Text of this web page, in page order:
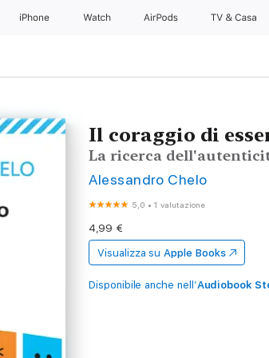
iPhone Watch AirPods TV & Casa
Il coraggio di
La ricerca
Alessandro Chelo
5,0 •1 valutazione
4,99 €
Visualizza su Apple Books
Disponibile anche nell’Audiobook